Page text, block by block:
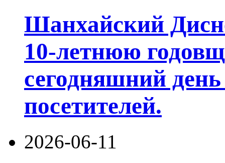
Шанхайский
10-летнюю
сегодняшний
посетителей.
2026-06-11